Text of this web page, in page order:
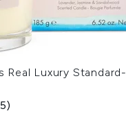
Real Luxury Standard-